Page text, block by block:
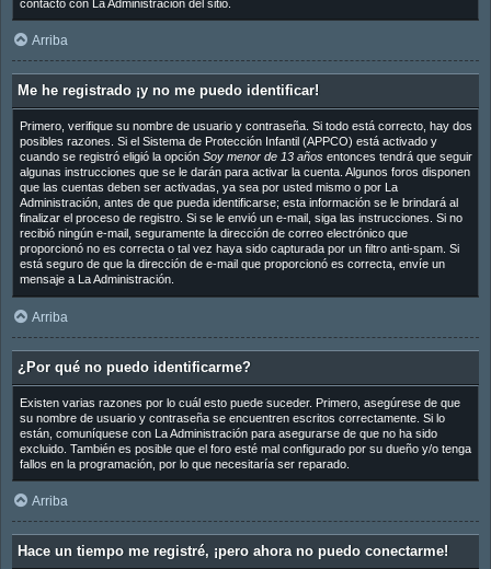
contacto con La Administración del sitio.
Arriba
Me he registrado ¡y no me puedo identificar!
Primero, verifique su nombre de usuario y contraseña. Si todo está correcto, hay dos
posibles razones. Si el Sistema de Protección Infantil (APPCO) está activado y
cuando se registró eligió la opción Soy menor de 13 añosentonces tendrá que seguir
algunas instrucciones que se le darán para activar la cuenta. Algunos foros disponen
que las cuentas deben ser activadas, ya sea por usted mismo o por La
Administración, antes de que pueda identificarse; esta información se le brindará al
finalizar el proceso de registro. Si se le envió un e-mail, siga las instrucciones. Si no
recibió ningún e-mail, seguramente la dirección de correo electrónico que
proporcionó no es correcta o tal vez haya sido capturada por un filtro anti-spam. Si
está seguro de que la dirección de e-mail que proporcionó es correcta, envíe un
mensaje a La Administración.
Arriba
¿Por qué no puedo identificarme?
Existen varias razones por lo cuál esto puede suceder. Primero, asegúrese de que
su nombre de usuario y contraseña se encuentren escritos correctamente. Si lo
están, comuníquese con La Administración para asegurarse de que no ha sido
excluido. También es posible que el foro esté mal configurado por su dueño y/o tenga
fallos en la programación, por lo que necesitaría ser reparado.
Arriba
Hace un tiempo me registré, ¡pero ahora no puedo conectarme!